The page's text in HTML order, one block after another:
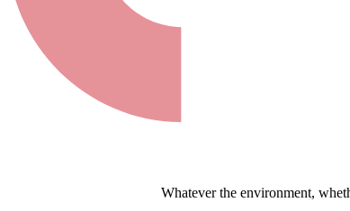
Whatever the environment,